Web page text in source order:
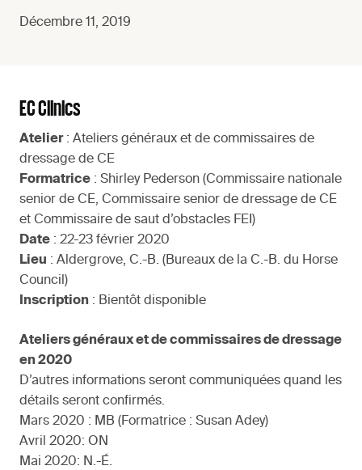
Décembre 11, 2019
EC Clinics
Atelier: Ateliers généraux et de commissaires de
dressage de CE
Formatrice : Shirley Pederson (Commissaire nationale
senior de CE, Commissaire senior de dressage de CE
et Commissaire de saut d’obstacles FEI)
Date : 22-23 février 2020
Lieu : Aldergrove, C.-B. (Bureaux de la C.-B. du Horse
Council)
Inscription : Bientôt disponible
Ateliers généraux et de commissaires de dressage
en 2020
D’autres informations seront communiquées quand les
détails seront confirmés.
Mars 2020 : MB (Formatrice : Susan Adey)
Avril 2020: ON
Mai 2020: N.-É.